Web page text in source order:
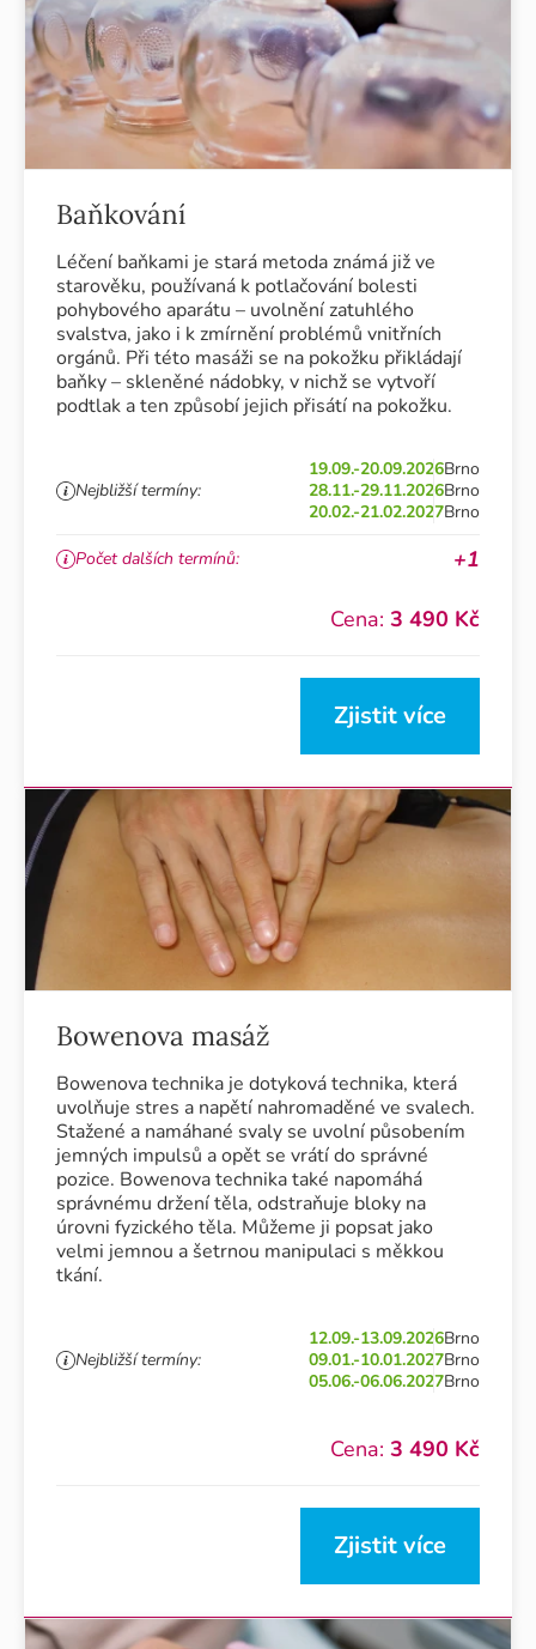
Baňkování
Léčení baňkami je stará metoda známá již ve
starověku, používaná k potlačování bolesti
pohybového aparátu – uvolnění zatuhlého
svalstva, jako i k zmírnění problémů vnitřních
orgánů. Při této masáži se na pokožku přikládají
baňky – skleněné nádobky, v nichž se vytvoří
podtlak a ten způsobí jejich přisátí na pokožku.
Nejbližší termíny:
19.09.-20.09.2026Brno
28.11.-29.11.2026Brno
20.02.-21.02.2027Brno
Počet dalších termínů: +1
Cena: 3 490 Kč
Zjistit více
Bowenova masáž
Bowenova technika je dotyková technika, která
uvolňuje stres a napětí nahromaděné ve svalech.
Stažené a namáhané svaly se uvolní působením
jemných impulsů a opět se vrátí do správné
pozice. Bowenova technika také napomáhá
správnému držení těla, odstraňuje bloky na
úrovni fyzického těla. Můžeme ji popsat jako
velmi jemnou a šetrnou manipulaci s měkkou
tkání.
Nejbližší termíny:
12.09.-13.09.2026Brno
09.01.-10.01.2027Brno
05.06.-06.06.2027Brno
Cena: 3 490 Kč
Zjistit více